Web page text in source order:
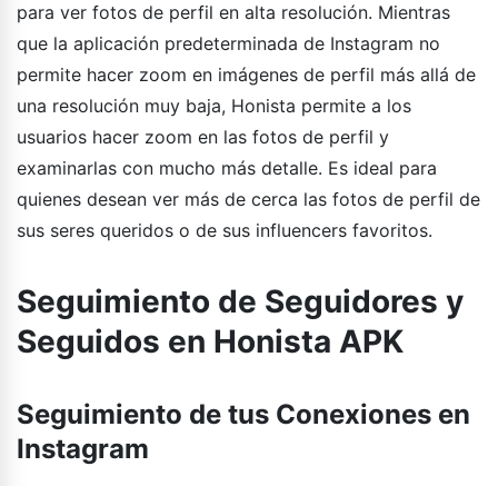
para ver fotos de perfil en alta resolución. Mientras
que la aplicación predeterminada de Instagram no
permite hacer zoom en imágenes de perfil más allá de
una resolución muy baja, Honista permite a los
usuarios hacer zoom en las fotos de perfil y
examinarlas con mucho más detalle. Es ideal para
quienes desean ver más de cerca las fotos de perfil de
sus seres queridos o de sus influencers favoritos.
Seguimiento de Seguidores y
Seguidos en Honista APK
Seguimiento de tus Conexiones en
Instagram